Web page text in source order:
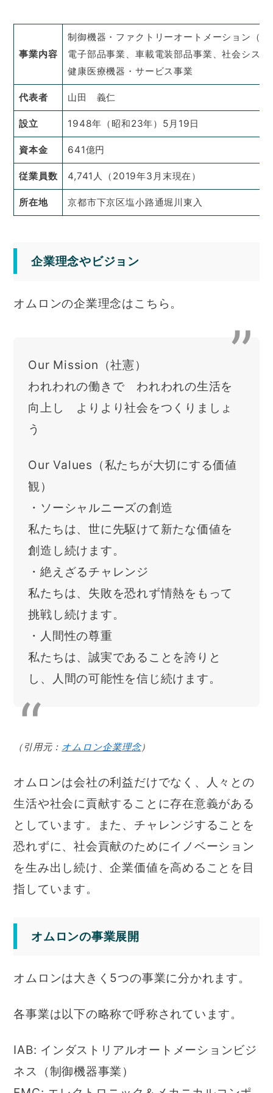
事業内容
制御機器・ファクトリーオートメーション（
電子部品事業、車載電装部品事業、社会シス
健康医療機器・サービス事業
代表者 山田 義仁
設立 1948年（昭和23年）5月19日
資本金 641億円
従業員数 4,741人（2019年3月末現在）
所在地 京都市下京区塩小路通堀川東入
企業理念やビジョン
オムロンの企業理念はこちら。
Our Mission（社憲）
われわれの働きで われわれの生活を
向上し よりより社会をつくりましょ
う
Our Values（私たちが大切にする価値
観）
・ソーシャルニーズの創造
私たちは、世に先駆けて新たな価値を
創造し続けます。
・絶えざるチャレンジ
私たちは、失敗を恐れず情熱をもって
挑戦し続けます。
・人間性の尊重
私たちは、誠実であることを誇りと
し、人間の可能性を信じ続けます。
（引用元： オムロン企業理念）
オムロンは会社の利益だけでなく、人々との
生活や社会に貢献することに存在意義がある
としています。また、チャレンジすることを
恐れずに、社会貢献のためにイノベーション
を生み出し続け、企業価値を高めることを目
指しています。
オムロンの事業展開
オムロンは大きく5つの事業に分かれます。
各事業は以下の略称で呼称されています。
IAB: インダストリアルオートメーションビジ
ネス（制御機器事業）